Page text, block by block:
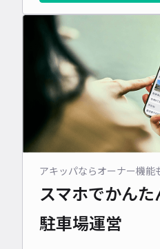
アキッパならオーナー機能
スマホでかんた
駐車場運営